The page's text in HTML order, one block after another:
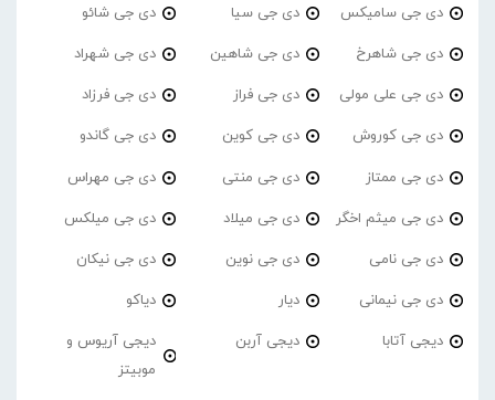
دی جی سامیکس دی جی سیا دی جی شائو
دی جی شاهرخ دی جی شاهین دی جی شهراد
دی جی علی مولی دی جی فراز دی جی فرزاد
دی جی کوروش دی جی کوین دی جی گاندو
دی جی ممتاز دی جی منتی دی جی مهراس
دی جی میثم اخگر دی جی میلاد دی جی میلکس
دی جی نامی دی جی نوین دی جی نیکان
دی جی نیمانی دیار دیاکو
دیجی آتابا دیجی آربن
دیجی آریوس و
موبیتز